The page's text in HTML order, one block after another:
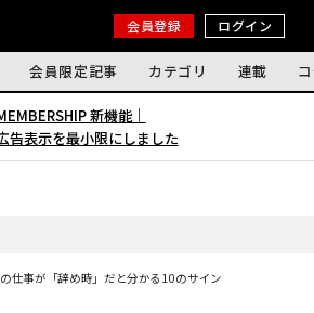
会員登録 ログイン
会員限定記事 カテゴリ 連載
新機能｜
告表示を最小限にしました
仕事が「辞め時」だと分かる10のサイン